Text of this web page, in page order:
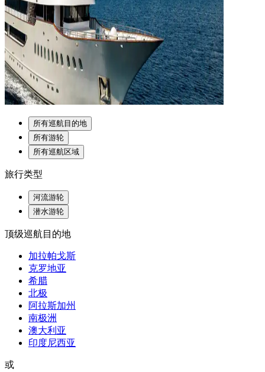
所有巡航目的地
所有游轮
所有巡航区域
旅行类型
河流游轮
潜水游轮
顶级巡航目的地
加拉帕戈斯
克罗地亚
希腊
北极
阿拉斯加州
南极洲
澳大利亚
印度尼西亚
或